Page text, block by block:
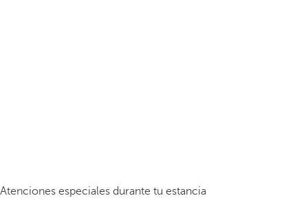
Atenciones especiales durante tu estancia